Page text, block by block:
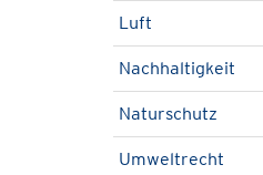
Luft
Nachhaltigkeit
Naturschutz
Umweltrecht